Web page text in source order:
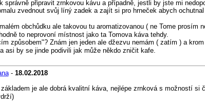
připravit zrnkovou kávu a případně, jestli by jste mi
zvednout svůj líný zadek a zajít si pro hrneček abych ochutnal
obchůdku ale takovou tu aromatizovanou ( ne Tome prosím
to neprovoní místnost jako ta Tomova káva tehdy.
způsobem"? Znám jen jeden ale džezvu nemám ( zatím ) a
asi by se jinde podivili jak může někdo zničit kafe.
- 18.02.2018
je ale dobrá kvalitní káva, nejlépe zrnková s možností si